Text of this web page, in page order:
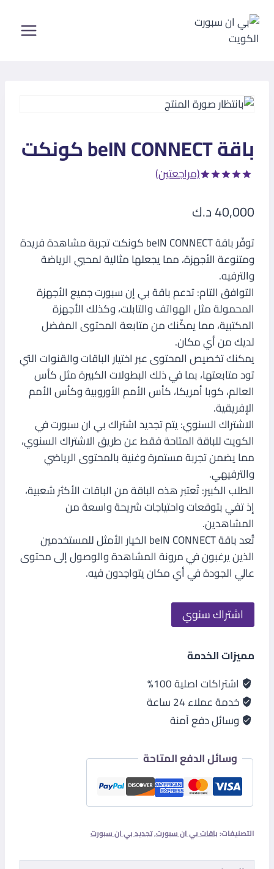
المحتوى
باقة beIN CONNECT كونكت
5 بناءً على
تقييم
(مراجعتين)
40,000د.ك
توفّر باقة beIN CONNECT كونكت تجربة مشاهدة فريدة
ومتنوعة الأجهزة، مما يجعلها مثالية لمحبي الرياضة
والترفيه.
التوافق التام: تدعم باقة بي إن سبورت جميع الأجهزة
المحمولة مثل الهواتف والتابلت، وكذلك الأجهزة
المكتبية، مما يمكّنك من متابعة المحتوى المفضل
لديك من أي مكان.
يمكنك تخصيص المحتوى عبر اختيار الباقات والقنوات التي
تود متابعتها، بما في ذلك البطولات الكبيرة مثل كأس
العالم، كوبا أمريكا، كأس الأمم الأوروبية وكأس الأمم
الإفريقية.
الاشتراك السنوي: يتم تجديد اشتراك بي ان سبورت في
الكويت للباقة المتاحة فقط عن طريق الاشتراك السنوي،
مما يضمن تجربة مستمرة وغنية بالمحتوى الرياضي
والترفيهي.
الطلب الكبير: تُعتبر هذه الباقة من الباقات الأكثر شعبية،
إذ تفي بتوقعات واحتياجات شريحة واسعة من
المشاهدين.
تُعد باقة beIN CONNECT الخيار الأمثل للمستخدمين
الذين يرغبون في مرونة المشاهدة والوصول إلى محتوى
عالي الجودة في أي مكان يتواجدون فيه.
اشتراك سنوي
مميزات الخدمة
اشتراكات اصلية 100%
خدمة عملاء 24 ساعة
وسائل دفع آمنة
وسائل الدفع المتاحة
التصنيفات:باقات بي ان سبورت,تجديد بي ان سبورت